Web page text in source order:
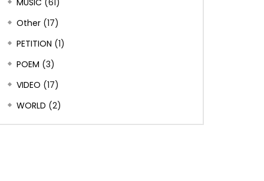
Other (17)
PETITION (1)
POEM (3)
VIDEO (17)
WORLD (2)